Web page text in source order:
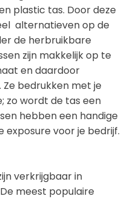
plastic tas. Door deze
alternatieven op de
de herbruikbare
zijn makkelijk op te
en daardoor
bedrukken met je
zo wordt de tas een
hebben een handige
exposure voor je bedrijf.
verkrijgbaar in
meest populaire